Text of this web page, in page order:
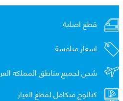
قطع اصلية
اسعار منافسة
شحن لجميع مناطق المملكة
كتالوج متكامل لقطع الغيار